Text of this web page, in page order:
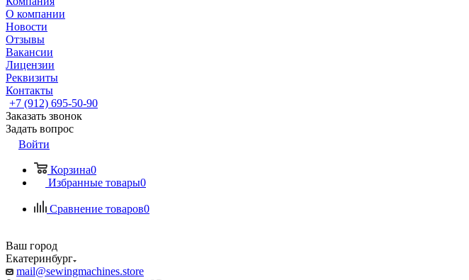
О компании
Новости
Отзывы
Вакансии
Лицензии
Реквизиты
Контакты
+7 (912) 695-50-90
Заказать звонок
Задать вопрос
Войти
Корзина0
Избранные товары0
Сравнение товаров0
Ваш город
Екатеринбург
mail@sewingmachines.store